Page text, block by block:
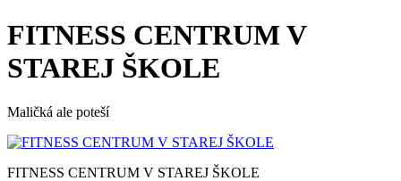
FITNESS CENTRUM V
STAREJ ŠKOLE
Maličká ale poteší
FITNESS CENTRUM V STAREJ ŠKOLE